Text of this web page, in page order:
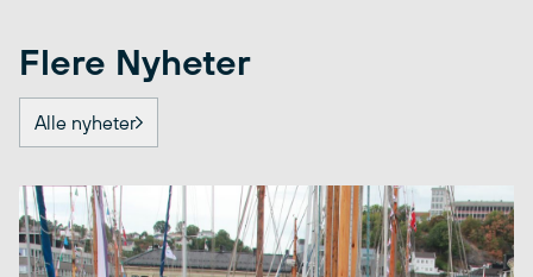
Flere Nyheter
Alle nyheter